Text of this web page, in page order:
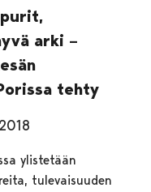
arki –
tehty
ylistetään
tulevaisuuden